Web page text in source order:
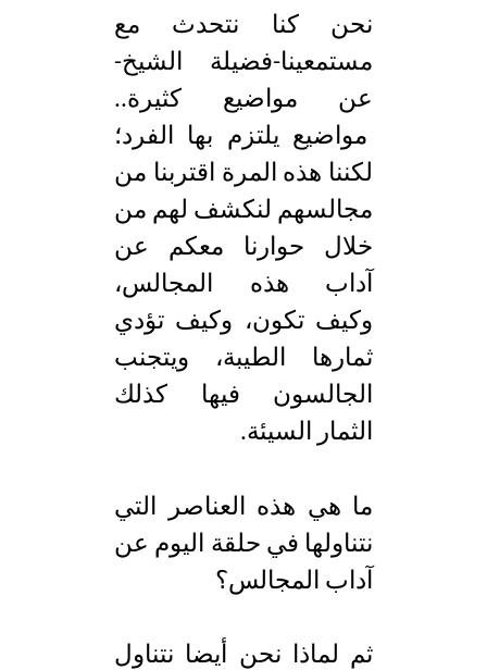
نحن كنا نتحدث مع
مستمعينا-فضيلة الشيخ-
عن مواضيع كثيرة..
مواضيع يلتزم بها الفرد؛
لكننا هذه المرة اقتربنا من
مجالسهم لنكشف لهم من
خلال حوارنا معكم عن
آداب هذه المجالس،
وكيف تكون، وكيف تؤدي
ثمارها الطيبة، ويتجنب
الجالسون فيها كذلك
الثمار السيئة.
ما هي هذه العناصر التي
نتناولها في حلقة اليوم عن
آداب المجالس؟
ثم لماذا نحن أيضا نتناول